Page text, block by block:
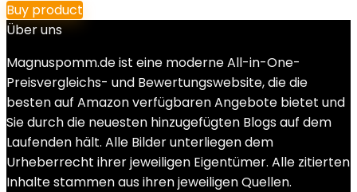
Buy product
Über uns
Magnuspomm.de ist eine moderne All-in-One-
Preisvergleichs- und Bewertungswebsite, die die
besten auf Amazon verfügbaren Angebote bietet und
Sie durch die neuesten hinzugefügten Blogs auf dem
Laufenden hält. Alle Bilder unterliegen dem
Urheberrecht ihrer jeweiligen Eigentümer. Alle zitierten
Inhalte stammen aus ihren jeweiligen Quellen.